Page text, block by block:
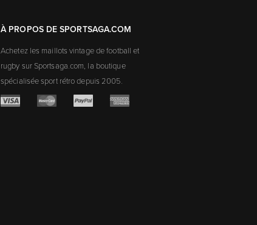
À PROPOS DE SPORTSAGA.COM
Achetez les maillots vintage de football et
rugby sur Sportsaga.com, la boutique
spécialisée sport rétro depuis 2005.